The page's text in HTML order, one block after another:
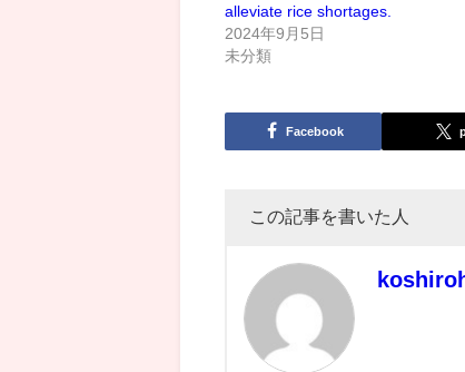
alleviate rice shortages.
2024年9月5日
未分類
Facebook
この記事を書いた人